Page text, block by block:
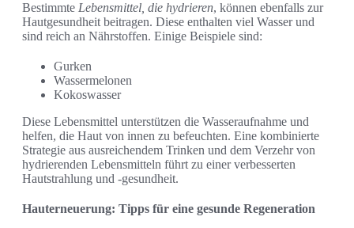
Bestimmte Lebensmittel, die hydrieren, können ebenfalls zur
Hautgesundheit beitragen. Diese enthalten viel Wasser und
sind reich an Nährstoffen. Einige Beispiele sind:
Gurken
Wassermelonen
Kokoswasser
Diese Lebensmittel unterstützen die Wasseraufnahme und
helfen, die Haut von innen zu befeuchten. Eine kombinierte
Strategie aus ausreichendem Trinken und dem Verzehr von
hydrierenden Lebensmitteln führt zu einer verbesserten
Hautstrahlung und -gesundheit.
Hauterneuerung: Tipps für eine gesunde Regeneration